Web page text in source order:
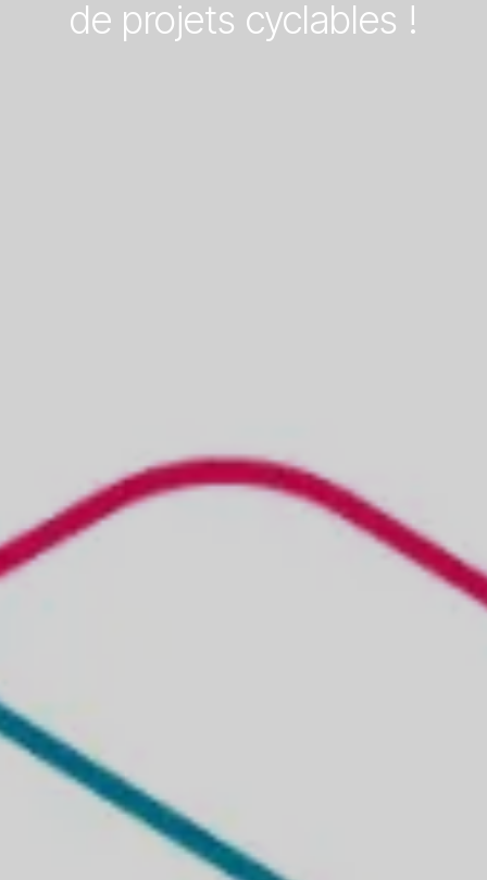
de projets cyclables !